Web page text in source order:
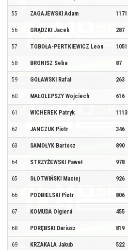
55 ZAGAJEWSKI Adam 1171
56 GRĄDZKI Jacek 287
57 TOBOŁA-PERTKIEWICZ Leon 1051
58 BRONISZ Seba 87
59 GOŁAWSKI Rafał 263
60 MAŁOLEPSZY Wojciech 616
61 WICHEREK Patryk 1113
62 JANCZUK Piotr 346
63 SAMOŁYK Bartosz 890
64 STRZYŻEWSKI Paweł 978
65 SŁOTWIŃSKI Maciej 926
66 PODBIELSKI Piotr 806
67 KOMUDA Olgierd 455
68 PORĘBSKI Dariusz 819
69 KRZAKALA Jakub 522